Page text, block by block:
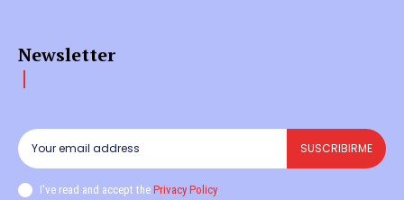
Newsletter
SUSCRIBIRME
I've read and accept the Privacy Policy.